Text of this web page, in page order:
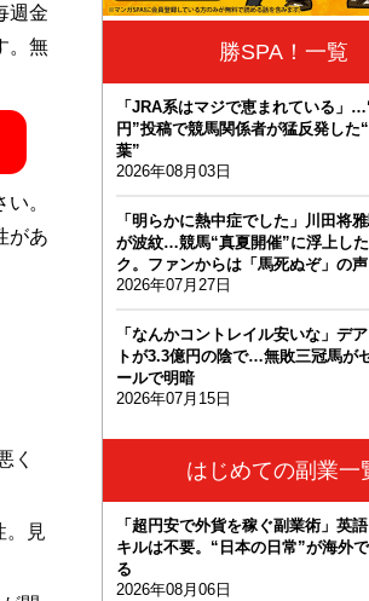
年に
週金
。無
。
があ
く
。見
勝SPA！一覧
「JRA系はマジで恵まれている」
円”投稿で競馬関係者が猛反発した
葉”
2026年08月03日
「明らかに熱中症でした」川田将
が波紋…競馬“真夏開催”に浮上し
ク。ファンからは「馬死ぬぞ」の
2026年07月27日
「なんかコントレイル安いな」デ
トが3.3億円の陰で…無敗三冠馬が
ールで明暗
2026年07月15日
はじめての副業一
「超円安で外貨を稼ぐ副業術」英
キルは不要。“日本の日常”が海外
る
2026年08月06日